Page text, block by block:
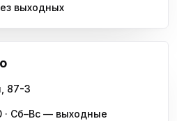
выходных
87-3
· Сб–Вс — выходные